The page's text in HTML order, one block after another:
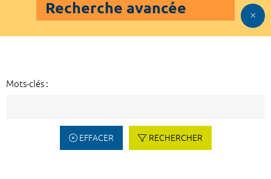
Recherche avancée
Mots-clés :
EFFACER RECHERCHER